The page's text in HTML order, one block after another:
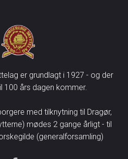
er grundlagt i 1927 - og der
100 års dagen kommer.
med tilknytning til Dragør,
mødes 2 gange årligt - til
(generalforsamling)